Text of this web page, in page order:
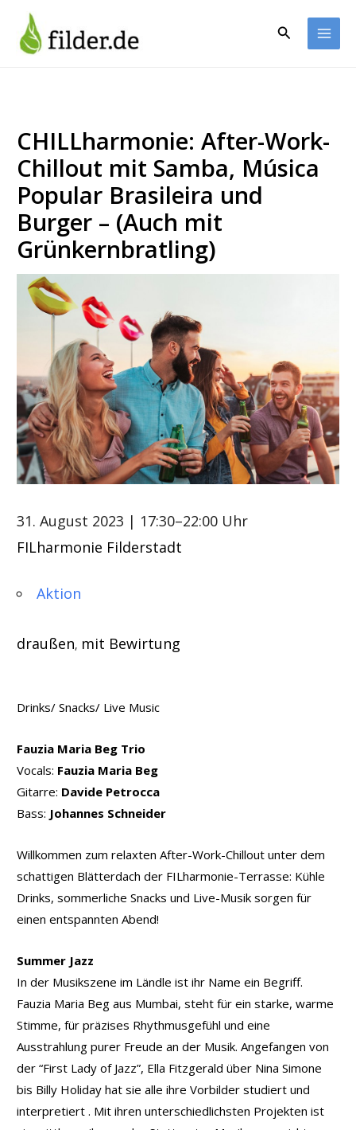
Inhalt
springen
Suchen
CHILLharmonie: After-Work-
Chillout mit Samba, Música
Popular Brasileira und
Burger – (Auch mit
Grünkernbratling)
31. August 2023 | 17:30–22:00 Uhr
FILharmonie Filderstadt
Aktion
draußen, mit Bewirtung
Drinks/ Snacks/ Live Music
Fauzia Maria Beg Trio
Vocals: Fauzia Maria Beg
Gitarre: Davide Petrocca
Bass: Johannes Schneider
Willkommen zum relaxten After-Work-Chillout unter dem
schattigen Blätterdach der FILharmonie-Terrasse: Kühle
Drinks, sommerliche Snacks und Live-Musik sorgen für
einen entspannten Abend!
Summer Jazz
In der Musikszene im Ländle ist ihr Name ein Begriff.
Fauzia Maria Beg aus Mumbai, steht für ein starke, warme
Stimme, für präzises Rhythmusgefühl und eine
Ausstrahlung purer Freude an der Musik. Angefangen von
der “First Lady of Jazz”, Ella Fitzgerald über Nina Simone
bis Billy Holiday hat sie alle ihre Vorbilder studiert und
interpretiert . Mit ihren unterschiedlichsten Projekten ist